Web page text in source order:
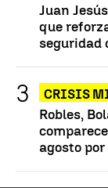
Juan
que
seguridad
CRISIS
Robles,
agosto